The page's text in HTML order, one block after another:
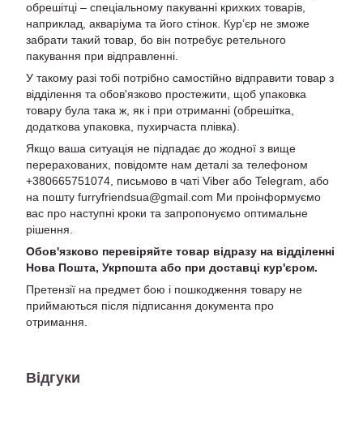
обрешітці – спеціальному пакуванні крихких товарів,
наприклад, акваріума та його стінок. Кур’єр не зможе
забрати такий товар, бо він потребує ретельного
пакування при відправленні.
У такому разі тобі потрібно самостійно відправити товар з
відділення та обов'язково простежити, щоб упаковка
товару була така ж, як і при отриманні (обрешітка,
додаткова упаковка, пухирчаста плівка).
Якщо ваша ситуація не підпадає до жодної з вище
перерахованих, повідомте нам деталі за телефоном
+380665751074, письмово в чаті Viber або Telegram, або
на пошту furryfriendsua@gmail.com Ми проінформуємо
вас про наступні кроки та запропонуємо оптимальне
рішення.
Обов'язково перевіряйте товар відразу на відділенні
Нова Пошта, Укрпошта або при доставці кур'єром.
Претензії на предмет бою і пошкодження товару не
приймаються після підписання документа про
отримання.
Відгуки